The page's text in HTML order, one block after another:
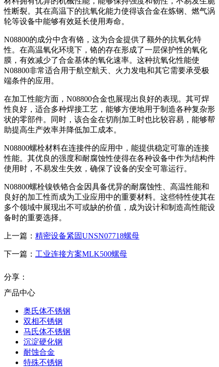
性断裂。其在高温下的抗氧化能力使得该合金在炼钢、燃气涡
轮等设备中能够有效延长使用寿命。
N08800的成分中含有铬，这为合金提供了额外的抗氧化特
性。在高温氧化环境下，铬的存在形成了一层保护性的氧化
膜，有效减少了合金基体的氧化速率。这种抗氧化性能使
N08800非常适合用于航空航天、火力发电和其它需要承受极
端条件的应用。
在加工性能方面，N08800合金也展现出良好的表现。其可焊
性良好，适合多种焊接工艺，能够方便地用于制造各种复杂形
状的零部件。同时，该合金在切削加工时也比较容易，能够帮
助提高生产效率并降低加工成本。
N08800螺栓材料在连接件的应用中，能提供稳定可靠的连接
性能。其优良的强度和耐腐蚀性使得在各种设备中作为结构件
使用时，不易发生失效，确保了设备的安全可靠运行。
N08800螺栓镍铁铬合金因具备优异的耐腐蚀性、高温性能和
良好的加工性而成为工业应用中的重要材料。这些特性使其在
多个领域中展现出不可或缺的价值，成为设计和制造高性能设
备时的重要选择。
上一篇： 精密设备紧固UNSN07718螺母
下一篇： 工业连接方案MLK500螺母
分享：
产品中心
奥氏体不锈钢
双相不锈钢
马氏体不锈钢
沉淀硬化钢
耐蚀合金
特殊不锈钢